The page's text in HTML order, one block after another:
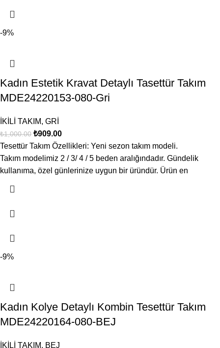
-9%
Kadın Estetik Kravat Detaylı Tasettür Takım
MDE24220153-080-Gri
İKİLİ TAKIM, GRİ
₺1,000.00 ₺909.00
Tesettür Takım Özellikleri: Yeni sezon takım modeli.
Takım modelimiz 2 / 3/ 4 / 5 beden aralığındadır. Gündelik
kullanıma, özel günlerinize uygun bir üründür. Ürün en
-9%
Kadın Kolye Detaylı Kombin Tesettür Takım
MDE24220164-080-BEJ
İKİLİ TAKIM, BEJ